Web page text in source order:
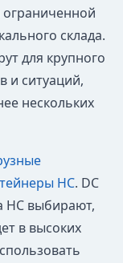
ограниченной
склада.
для крупного
и ситуаций,
нескольких
HC. DC
HC выбирают,
в высоких